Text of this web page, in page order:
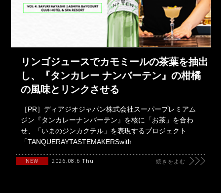
リンゴジュースでカモミールの茶葉を抽出
し、『タンカレー ナンバーテン』の柑橘
の風味とリンクさせる
［PR］ディアジオジャパン株式会社スーパープレミアム
ジン『タンカレーナンバーテン』を核に「お茶」を合わ
せ、「いまのジンカクテル」を表現するプロジェクト
「TANQUERAYTASTEMAKERSwith
NEW 2026.08.6 Thu 続きをよむ